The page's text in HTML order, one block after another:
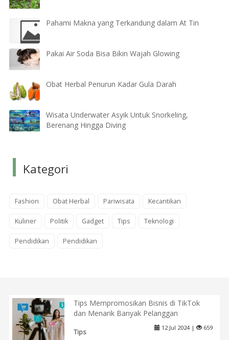
Pahami Makna yang Terkandung dalam At Tin
Pakai Air Soda Bisa Bikin Wajah Glowing
Obat Herbal Penurun Kadar Gula Darah
Wisata Underwater Asyik Untuk Snorkeling,
Berenang Hingga Diving
Kategori
Fashion Obat Herbal Pariwisata Kecantikan
Kuliner Politik Gadget Tips Teknologi
Pendidikan Pendidikan
Tips Mempromosikan Bisnis di TikTok
dan Menarik Banyak Pelanggan
Tips
12 Jul 2024 | 659